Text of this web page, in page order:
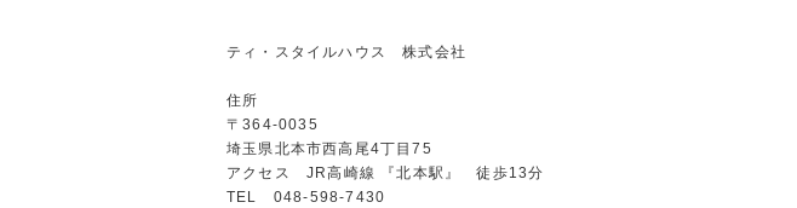
ティ・スタイルハウス 株式会社
住所
〒364-0035
埼玉県北本市西高尾4丁目75
アクセス JR高崎線 『北本駅』 徒歩13分
TEL 048-598-7430